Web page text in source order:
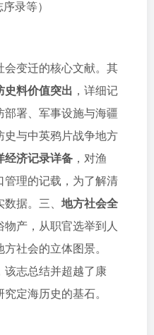
录等）
变迁的核心文献。其
史料价值突出 ，详细记
署、军事设施与海疆
与中英鸦片战争地方
经济记录详备 ，对渔
理的记载，为了解清
据。三、 地方社会全
产，从职官选举到人
社会的立体图景。
该志总结并超越了康
定海历史的基石。